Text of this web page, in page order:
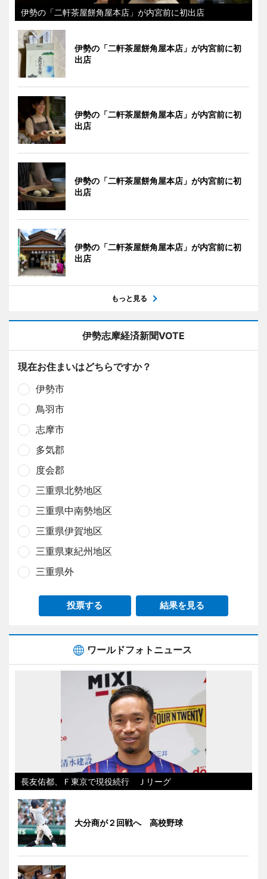
伊勢の「二軒茶屋餅角屋本店」が内宮前に初出店
伊勢の「二軒茶屋餅角屋本店」が内宮前に初
出店
伊勢の「二軒茶屋餅角屋本店」が内宮前に初
出店
伊勢の「二軒茶屋餅角屋本店」が内宮前に初
出店
伊勢の「二軒茶屋餅角屋本店」が内宮前に初
出店
もっと見る
伊勢志摩経済新聞VOTE
現在お住まいはどちらですか？
伊勢市
鳥羽市
志摩市
多気郡
度会郡
三重県北勢地区
三重県中南勢地区
三重県伊賀地区
三重県東紀州地区
三重県外
投票する 結果を見る
ワールドフォトニュース
長友佑都、Ｆ東京で現役続行 Ｊリーグ
大分商が２回戦へ 高校野球